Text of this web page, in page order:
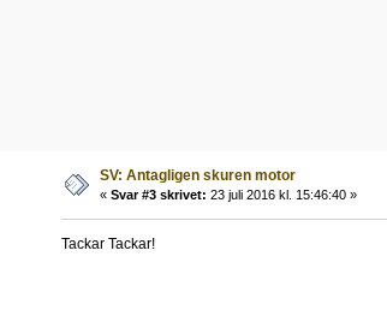
SV: Antagligen skuren motor
« Svar #3 skrivet: 23 juli 2016 kl. 15:46:40 »
Tackar Tackar!